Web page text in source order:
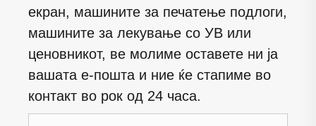
екран, машините за печатење подлоги,
машините за лекување со УВ или
ценовникот, ве молиме оставете ни ја
вашата е-пошта и ние ќе стапиме во
контакт во рок од 24 часа.